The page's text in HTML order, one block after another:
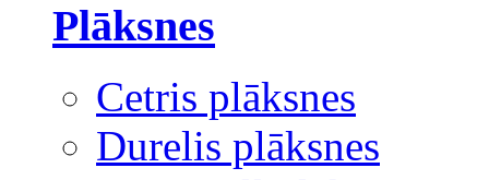
Plāksnes
Cetris plāksnes
Durelis plāksnes